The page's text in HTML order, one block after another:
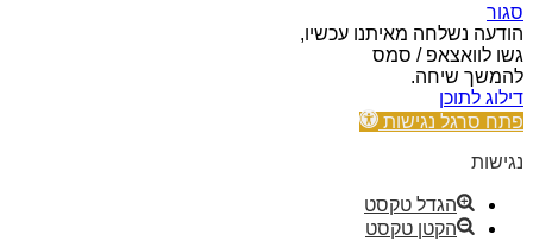
סגור
הודעה נשלחה מאיתנו עכשיו,
גשו לוואצאפ / סמס
להמשך שיחה.
דילוג לתוכן
פתח סרגל נגישות
נגישות
הגדל טקסט
הקטן טקסט